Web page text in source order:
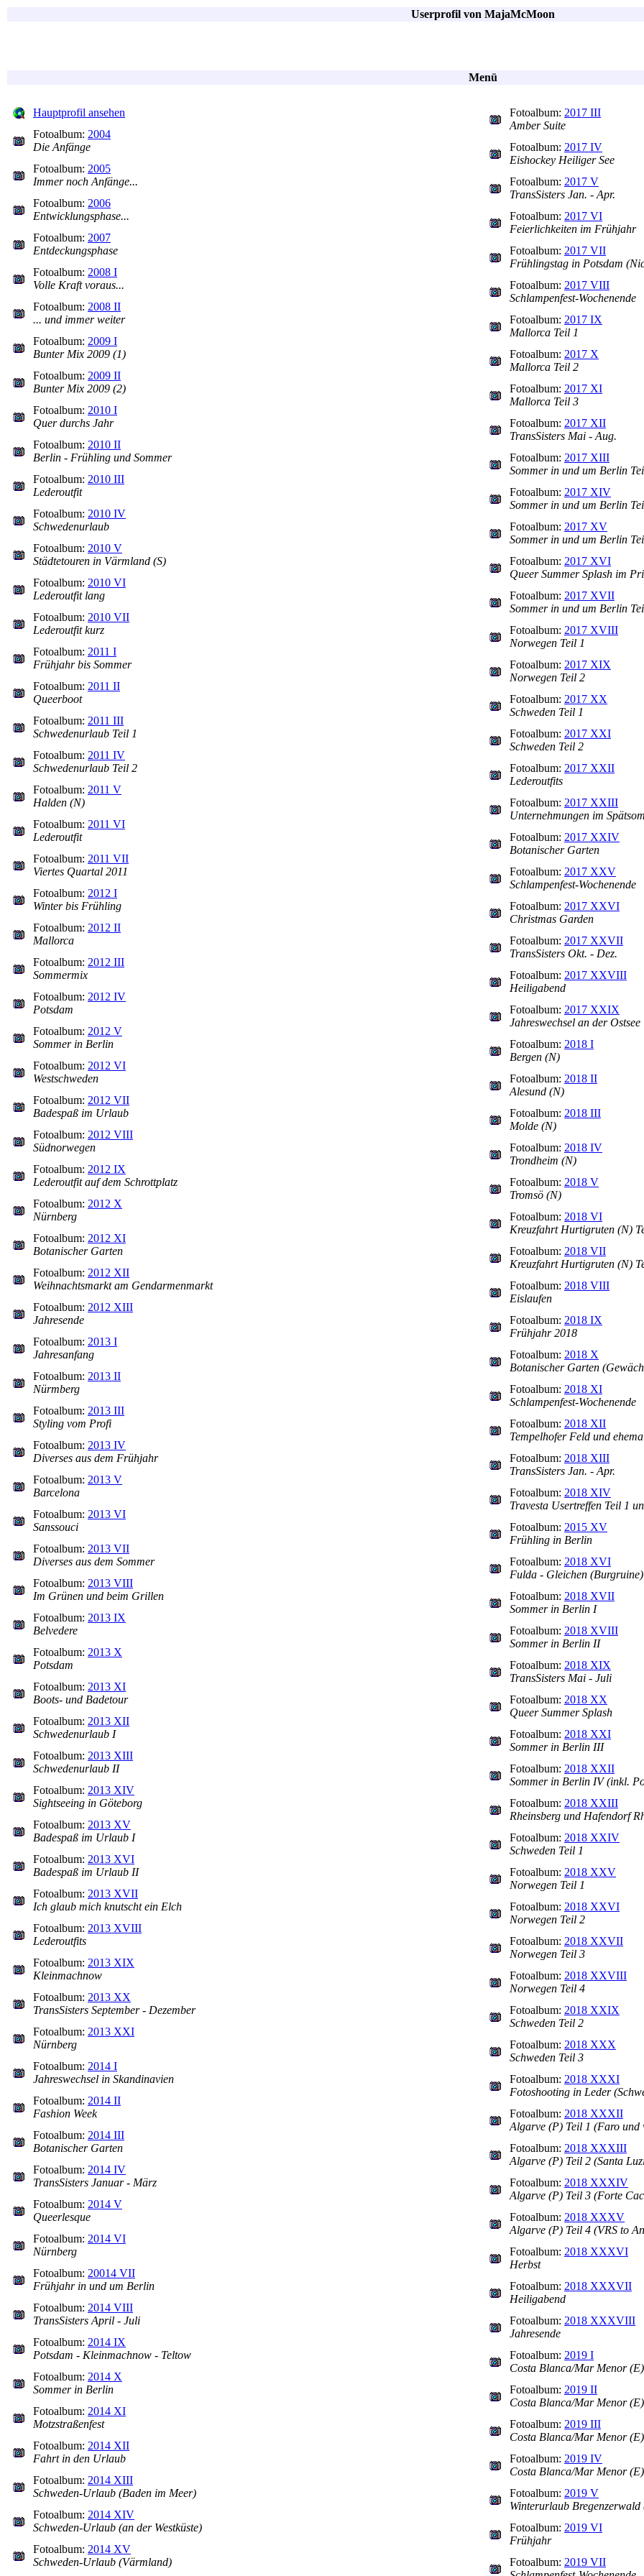
Userprofil von MajaMcMoon
Menü
Hauptprofil ansehen
Fotoalbum: 2004
Die Anfänge
Fotoalbum: 2005
Immer noch Anfänge...
Fotoalbum: 2006
Entwicklungsphase...
Fotoalbum: 2007
Entdeckungsphase
Fotoalbum: 2008 I
Volle Kraft voraus...
Fotoalbum: 2008 II
... und immer weiter
Fotoalbum: 2009 I
Bunter Mix 2009 (1)
Fotoalbum: 2009 II
Bunter Mix 2009 (2)
Fotoalbum: 2010 I
Quer durchs Jahr
Fotoalbum: 2010 II
Berlin - Frühling und Sommer
Fotoalbum: 2010 III
Lederoutfit
Fotoalbum: 2010 IV
Schwedenurlaub
Fotoalbum: 2010 V
Städtetouren in Värmland (S)
Fotoalbum: 2010 VI
Lederoutfit lang
Fotoalbum: 2010 VII
Lederoutfit kurz
Fotoalbum: 2011 I
Frühjahr bis Sommer
Fotoalbum: 2011 II
Queerboot
Fotoalbum: 2011 III
Schwedenurlaub Teil 1
Fotoalbum: 2011 IV
Schwedenurlaub Teil 2
Fotoalbum: 2011 V
Halden (N)
Fotoalbum: 2011 VI
Lederoutfit
Fotoalbum: 2011 VII
Viertes Quartal 2011
Fotoalbum: 2012 I
Winter bis Frühling
Fotoalbum: 2012 II
Mallorca
Fotoalbum: 2012 III
Sommermix
Fotoalbum: 2012 IV
Potsdam
Fotoalbum: 2012 V
Sommer in Berlin
Fotoalbum: 2012 VI
Westschweden
Fotoalbum: 2012 VII
Badespaß im Urlaub
Fotoalbum: 2012 VIII
Südnorwegen
Fotoalbum: 2012 IX
Lederoutfit auf dem Schrottplatz
Fotoalbum: 2012 X
Nürnberg
Fotoalbum: 2012 XI
Botanischer Garten
Fotoalbum: 2012 XII
Weihnachtsmarkt am Gendarmenmarkt
Fotoalbum: 2012 XIII
Jahresende
Fotoalbum: 2013 I
Jahresanfang
Fotoalbum: 2013 II
Nürmberg
Fotoalbum: 2013 III
Styling vom Profi
Fotoalbum: 2013 IV
Diverses aus dem Frühjahr
Fotoalbum: 2013 V
Barcelona
Fotoalbum: 2013 VI
Sanssouci
Fotoalbum: 2013 VII
Diverses aus dem Sommer
Fotoalbum: 2013 VIII
Im Grünen und beim Grillen
Fotoalbum: 2013 IX
Belvedere
Fotoalbum: 2013 X
Potsdam
Fotoalbum: 2013 XI
Boots- und Badetour
Fotoalbum: 2013 XII
Schwedenurlaub I
Fotoalbum: 2013 XIII
Schwedenurlaub II
Fotoalbum: 2013 XIV
Sightseeing in Göteborg
Fotoalbum: 2013 XV
Badespaß im Urlaub I
Fotoalbum: 2013 XVI
Badespaß im Urlaub II
Fotoalbum: 2013 XVII
Ich glaub mich knutscht ein Elch
Fotoalbum: 2013 XVIII
Lederoutfits
Fotoalbum: 2013 XIX
Kleinmachnow
Fotoalbum: 2013 XX
TransSisters September - Dezember
Fotoalbum: 2013 XXI
Nürnberg
Fotoalbum: 2014 I
Jahreswechsel in Skandinavien
Fotoalbum: 2014 II
Fashion Week
Fotoalbum: 2014 III
Botanischer Garten
Fotoalbum: 2014 IV
TransSisters Januar - März
Fotoalbum: 2014 V
Queerlesque
Fotoalbum: 2014 VI
Nürnberg
Fotoalbum: 20014 VII
Frühjahr in und um Berlin
Fotoalbum: 2014 VIII
TransSisters April - Juli
Fotoalbum: 2014 IX
Potsdam - Kleinmachnow - Teltow
Fotoalbum: 2014 X
Sommer in Berlin
Fotoalbum: 2014 XI
Motzstraßenfest
Fotoalbum: 2014 XII
Fahrt in den Urlaub
Fotoalbum: 2014 XIII
Schweden-Urlaub (Baden im Meer)
Fotoalbum: 2014 XIV
Schweden-Urlaub (an der Westküste)
Fotoalbum: 2014 XV
Schweden-Urlaub (Värmland)
Fotoalbum: 2017 III
Amber Suite
Fotoalbum: 2017 IV
Eishockey Heiliger See
Fotoalbum: 2017 V
TransSisters Jan. - Apr.
Fotoalbum: 2017 VI
Feierlichkeiten im Frühjahr
Fotoalbum: 2017 VII
Frühlingstag in Potsdam
Fotoalbum: 2017 VIII
Schlampenfest-Wochenende
Fotoalbum: 2017 IX
Mallorca Teil 1
Fotoalbum: 2017 X
Mallorca Teil 2
Fotoalbum: 2017 XI
Mallorca Teil 3
Fotoalbum: 2017 XII
TransSisters Mai - Aug.
Fotoalbum: 2017 XIII
Sommer in und um Berlin
Fotoalbum: 2017 XIV
Sommer in und um Berlin
Fotoalbum: 2017 XV
Sommer in und um Berlin
Fotoalbum: 2017 XVI
Queer Summer Splash im
Fotoalbum: 2017 XVII
Sommer in und um Berlin
Fotoalbum: 2017 XVIII
Norwegen Teil 1
Fotoalbum: 2017 XIX
Norwegen Teil 2
Fotoalbum: 2017 XX
Schweden Teil 1
Fotoalbum: 2017 XXI
Schweden Teil 2
Fotoalbum: 2017 XXII
Lederoutfits
Fotoalbum: 2017 XXIII
Unternehmungen im
Fotoalbum: 2017 XXIV
Botanischer Garten
Fotoalbum: 2017 XXV
Schlampenfest-Wochenende
Fotoalbum: 2017 XXVI
Christmas Garden
Fotoalbum: 2017 XXVII
TransSisters Okt. - Dez.
Fotoalbum: 2017 XXVIII
Heiligabend
Fotoalbum: 2017 XXIX
Jahreswechsel an der Ostsee
Fotoalbum: 2018 I
Bergen (N)
Fotoalbum: 2018 II
Alesund (N)
Fotoalbum: 2018 III
Molde (N)
Fotoalbum: 2018 IV
Trondheim (N)
Fotoalbum: 2018 V
Tromsö (N)
Fotoalbum: 2018 VI
Kreuzfahrt Hurtigruten (N)
Fotoalbum: 2018 VII
Kreuzfahrt Hurtigruten (N)
Fotoalbum: 2018 VIII
Eislaufen
Fotoalbum: 2018 IX
Frühjahr 2018
Fotoalbum: 2018 X
Botanischer Garten
Fotoalbum: 2018 XI
Schlampenfest-Wochenende
Fotoalbum: 2018 XII
Tempelhofer Feld und
Fotoalbum: 2018 XIII
TransSisters Jan. - Apr.
Fotoalbum: 2018 XIV
Travesta Usertreffen Teil 1
Fotoalbum: 2015 XV
Frühling in Berlin
Fotoalbum: 2018 XVI
Fulda - Gleichen
Fotoalbum: 2018 XVII
Sommer in Berlin I
Fotoalbum: 2018 XVIII
Sommer in Berlin II
Fotoalbum: 2018 XIX
TransSisters Mai - Juli
Fotoalbum: 2018 XX
Queer Summer Splash
Fotoalbum: 2018 XXI
Sommer in Berlin III
Fotoalbum: 2018 XXII
Sommer in Berlin IV (inkl.
Fotoalbum: 2018 XXIII
Rheinsberg und Hafendorf
Fotoalbum: 2018 XXIV
Schweden Teil 1
Fotoalbum: 2018 XXV
Norwegen Teil 1
Fotoalbum: 2018 XXVI
Norwegen Teil 2
Fotoalbum: 2018 XXVII
Norwegen Teil 3
Fotoalbum: 2018 XXVIII
Norwegen Teil 4
Fotoalbum: 2018 XXIX
Schweden Teil 2
Fotoalbum: 2018 XXX
Schweden Teil 3
Fotoalbum: 2018 XXXI
Fotoshooting in Leder
Fotoalbum: 2018 XXXII
Algarve (P) Teil 1 (Faro und
Fotoalbum: 2018 XXXIII
Algarve (P) Teil 2 (Santa
Fotoalbum: 2018 XXXIV
Algarve (P) Teil 3 (Forte
Fotoalbum: 2018 XXXV
Algarve (P) Teil 4 (VRS to
Fotoalbum: 2018 XXXVI
Herbst
Fotoalbum: 2018 XXXVII
Heiligabend
Fotoalbum: 2018 XXXVIII
Jahresende
Fotoalbum: 2019 I
Costa Blanca/Mar Menor
Fotoalbum: 2019 II
Costa Blanca/Mar Menor
Fotoalbum: 2019 III
Costa Blanca/Mar Menor
Fotoalbum: 2019 IV
Costa Blanca/Mar Menor
Fotoalbum: 2019 V
Winterurlaub Bregenzerwald
Fotoalbum: 2019 VI
Frühjahr
Fotoalbum: 2019 VII